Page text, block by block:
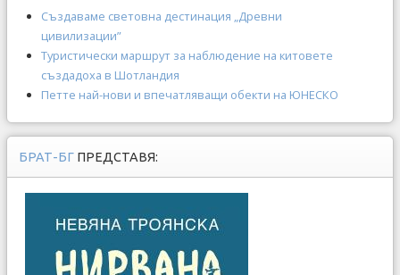
Създаваме световна дестинация „Древни
цивилизации”
Туристически маршрут за наблюдение на китовете
създадоха в Шотландия
Петте най-нови и впечатляващи обекти на ЮНЕСКО
БРАТ-БГ ПРЕДСТАВЯ: